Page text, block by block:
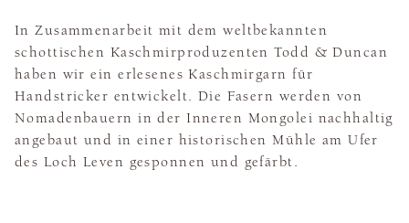
In Zusammenarbeit mit dem weltbekannten
schottischen Kaschmirproduzenten Todd & Duncan
haben wir ein erlesenes Kaschmirgarn für
Handstricker entwickelt. Die Fasern werden von
Nomadenbauern in der Inneren Mongolei nachhaltig
angebaut und in einer historischen Mühle am Ufer
des Loch Leven gesponnen und gefärbt.